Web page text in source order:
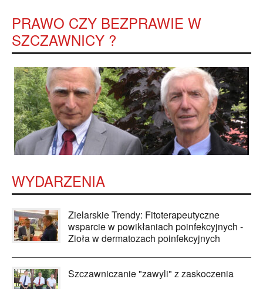
PRAWO CZY BEZPRAWIE W
SZCZAWNICY ?
WYDARZENIA
Zielarskie Trendy: Fitoterapeutyczne
wsparcie w powikłaniach poinfekcyjnych -
Zioła w dermatozach poinfekcyjnych
Szczawniczanie "zawyli" z zaskoczenia